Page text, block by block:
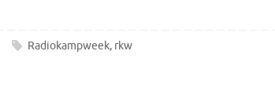
Radiokampweek, rkw